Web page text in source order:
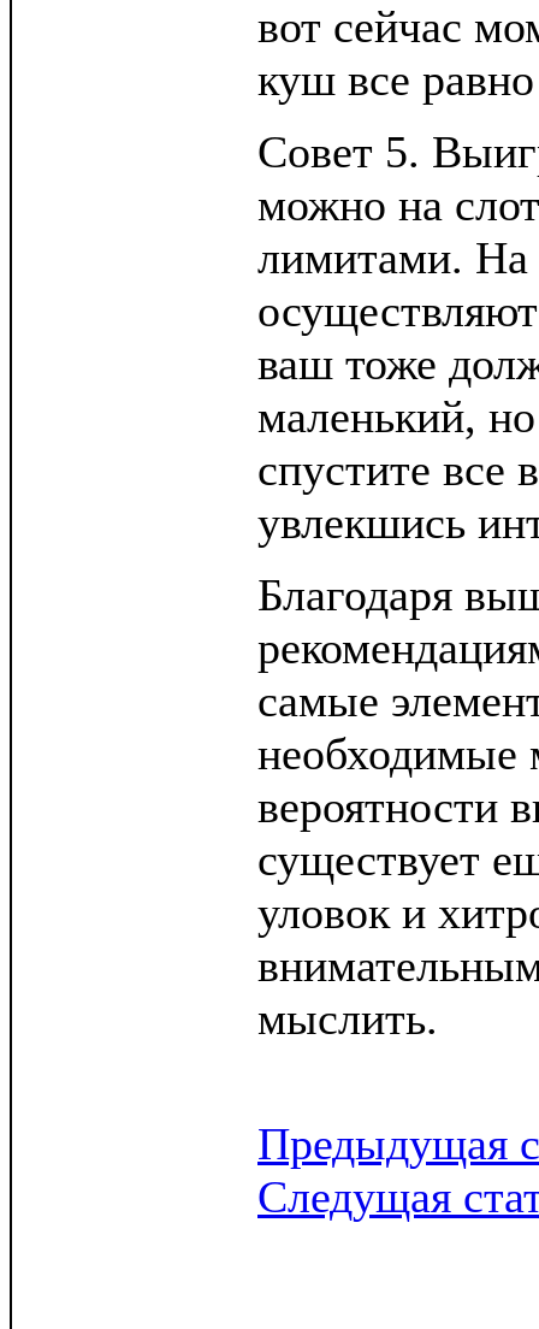
вот сейчас
куш все
Совет 5.
можно на
лимитами.
ваш тоже
маленький,
спустите все
увлекшись
Благодаря
самые
необходимые
вероятности
существует
уловок и
мыслить.
Предыдущая
Следущая